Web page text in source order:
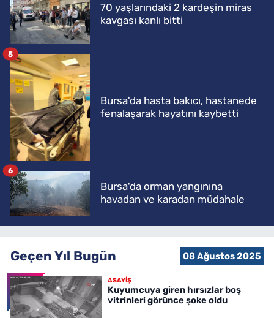
70 yaşlarındaki 2 kardeşin miras
kavgası kanlı bitti
Bursa'da hasta bakıcı, hastanede
fenalaşarak hayatını kaybetti
5
Bursa'da orman yangınına
havadan ve karadan müdahale
6
Geçen Yıl Bugün 08 Ağustos 2025
ASAYİŞ
Kuyumcuya giren hırsızlar boş
vitrinleri görünce şoke oldu